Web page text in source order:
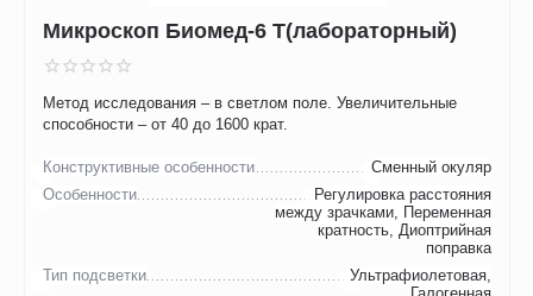
Микроскоп Биомед-6 Т(лабораторный)
Метод исследования – в светлом поле. Увеличительные
способности – от 40 до 1600 крат.
Конструктивные особенности
Сменный окуляр
Особенности
Регулировка расстояния
между зрачками, Переменная
кратность, Диоптрийная
поправка
Тип подсветки
Ультрафиолетовая,